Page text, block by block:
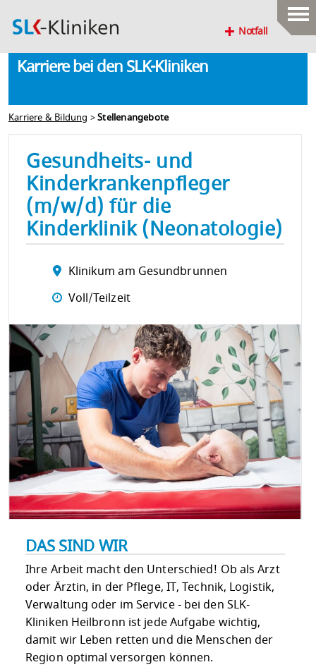
Notfall
Karriere bei den SLK-Kliniken
Karriere & Bildung >Stellenangebote
Gesundheits- und
Kinderkrankenpfleger
(m/w/d) für die
Kinderklinik (Neonatologie)
Klinikum am Gesundbrunnen
Voll/Teilzeit
DAS SIND WIR
Ihre Arbeit macht den Unterschied! Ob als Arzt
oder Ärztin, in der Pflege, IT, Technik, Logistik,
Verwaltung oder im Service - bei den SLK-
Kliniken Heilbronn ist jede Aufgabe wichtig,
damit wir Leben retten und die Menschen der
Region optimal versorgen können.